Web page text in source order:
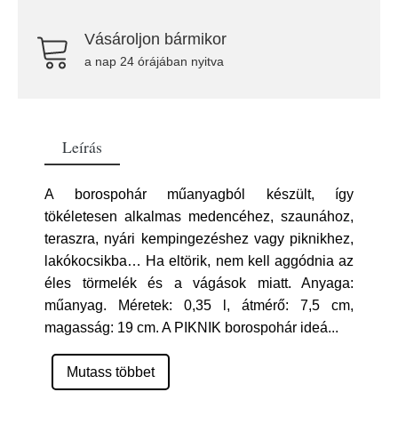
Vásároljon bármikor
a nap 24 órájában nyitva
Leírás
A borospohár műanyagból készült, így
tökéletesen alkalmas medencéhez, szaunához,
teraszra, nyári kempingezéshez vagy piknikhez,
lakókocsikba… Ha eltörik, nem kell aggódnia az
éles törmelék és a vágások miatt. Anyaga:
műanyag. Méretek: 0,35 l, átmérő: 7,5 cm,
magasság: 19 cm. A PIKNIK borospohár ideá...
Mutass többet